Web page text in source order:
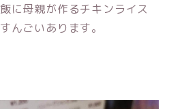
に母親が作るチキンライス
んごいあります。